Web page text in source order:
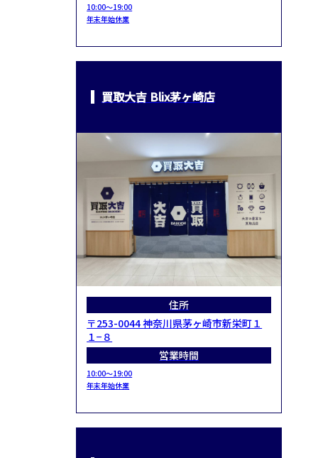
10:00～19:00
年末年始休業
買取大吉 Blix茅ヶ崎店
住所
〒253-0044 神奈川県茅ヶ崎市新栄町１
１−８
営業時間
10:00～19:00
年末年始休業